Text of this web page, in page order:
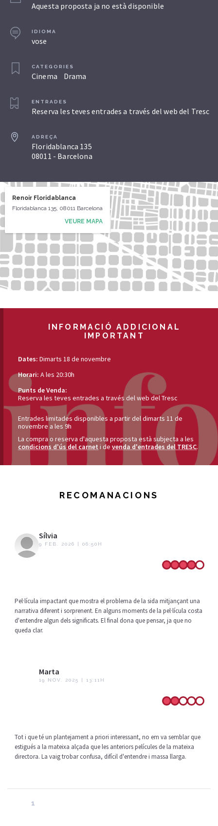
Aquesta proposta ja no està disponible
IDIOMA
vose
CATEGORIES
Cinema Drama
ENTRADES
Reserva les teves entrades a través del web del Tresc
ADREÇA
Floridablanca 135
08011 - Barcelona
Renoir Floridablanca
Floridablanca 135, 08011 Barcelona
VEURE MAPA
INFORMACIÓ ADDICIONAL
IMPORTANT
Dates: Dimarts 18 de novembre
Horari: A les 20:30h
Punts de Venda:
Reserva les teves entrades a través del web del Tresc
Entrades limitades disponibles a partir del dimarts 11 de
novembre a les 9h
La compra o reserva d'aquesta proposta està subjecta a les
condicions d'ús del carnet i de venda d'entrades del TRESC.
RECOMANACIONS
Sílvia
9 FEB. 2026 | 06:50H
Pel·lícula impactant que mostra el problema de la sida mitjançant una
narrativa diferent i sorprenent. En alguns moments de la pel·lícula costa
d'entendre algun dels significats. El final dona que pensar, ja que no
queda clar.
Marta
19 NOV. 2025 | 13:11H
Tot i que té un plantejament a priori interessant, no em va semblar que
estigués a la mateixa alçada que les anteriors películes de la mateixa
directora. La vaig trobar confusa, difícil d'entendre i massa llarga.
1